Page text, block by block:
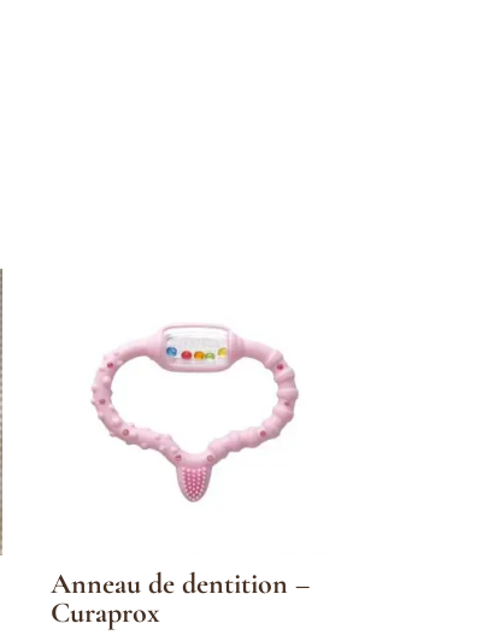
Anneau de dentition –
Curaprox